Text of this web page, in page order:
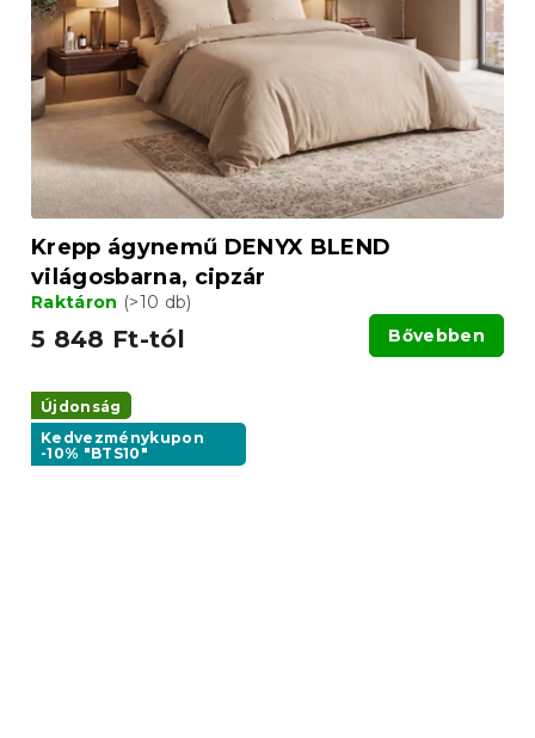
Krepp ágynemű DENYX BLEND
világosbarna, cipzár
Raktáron (>10 db)
5 848 Ft-tól Bővebben
Újdonság
Kedvezménykupon
-10% "BTS10"